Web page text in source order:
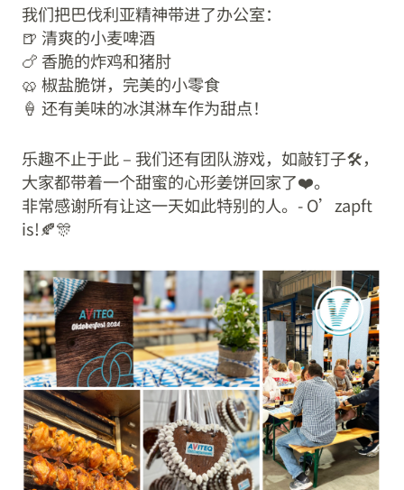
我们把巴伐利亚精神带进了办公室：
🍺 清爽的小麦啤酒
🍗 香脆的炸鸡和猪肘
🥨 椒盐脆饼，完美的小零食
🍦 还有美味的冰淇淋车作为甜点！
乐趣不止于此 – 我们还有团队游戏，如敲钉子🛠️，
大家都带着一个甜蜜的心形姜饼回家了❤️。
非常感谢所有让这一天如此特别的人。- O’zapft
is!🍂🎊